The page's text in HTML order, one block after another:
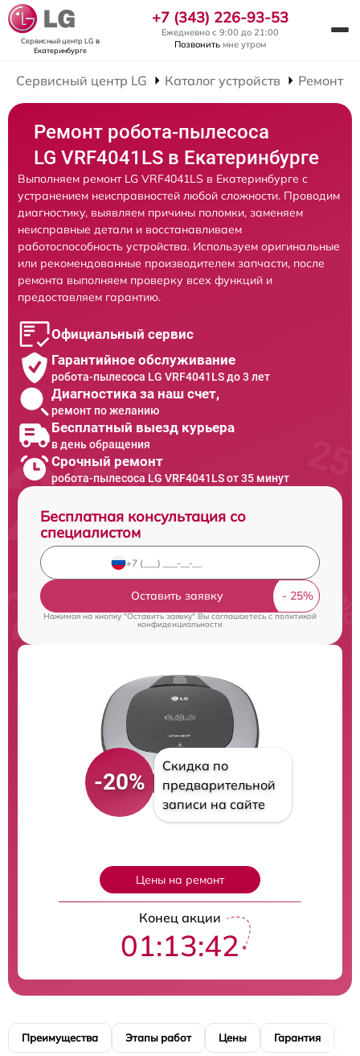
Сервисный центр LG в
Екатеринбурге
+7 (343) 226-93-53
Ежедневно с 9:00 до 21:00
Позвонить мне утром
Сервисный центр LG Каталог устройств Ремонт
Ремонт робота-пылесоса
LG VRF4041LS в Екатеринбурге
Выполняем ремонт LG VRF4041LS в Екатеринбурге с
устранением неисправностей любой сложности. Проводим
диагностику, выявляем причины поломки, заменяем
неисправные детали и восстанавливаем
работоспособность устройства. Используем оригинальные
или рекомендованные производителем запчасти, после
ремонта выполняем проверку всех функций и
предоставляем гарантию.
Официальный сервис
Гарантийное обслуживание
робота-пылесоса LG VRF4041LS до 3 лет
Диагностика за наш счет,
ремонт по желанию
Бесплатный выезд курьера
в день обращения
Срочный ремонт
робота-пылесоса LG VRF4041LS от 35 минут
Бесплатная консультация со
специалистом
Оставить заявку
Нажимая на кнопку "Оставить заявку" Вы соглашаетесь cполитикой
конфиденциальности
-20%
Скидка по
предварительной
записи на сайте
Цены на ремонт
Конец акции
01:13:41
Преимущества Этапы работ Цены Гарантия